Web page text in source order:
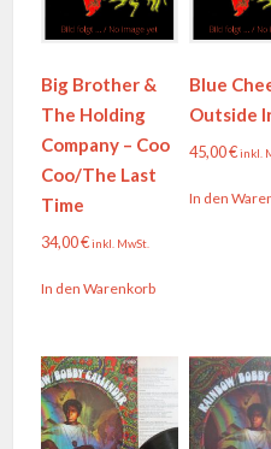
Big Brother &
The Holding
Company – Coo
Coo/The Last
Time
34,00€inkl. MwSt.
In den Warenkorb
Blue
Outside
45,00€inkl.
In den